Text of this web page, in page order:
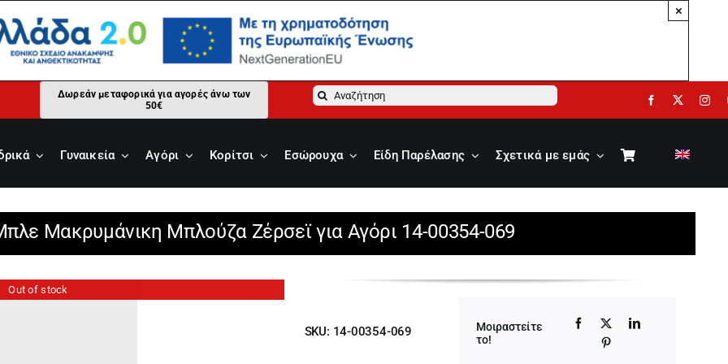
×
Δωρεάν μεταφορικά για αγορές άνω των
50€
Αναζήτηση
Γυναικεία Αγόρι Κορίτσι Εσώρουχα Είδη Παρέλασης Σχετικά με εμάς
Μακρυμάνικη Μπλούζα Ζέρσεϊ για Αγόρι 14-00354-069
Out of stock
SKU: 14-00354-069
Μοιραστείτε
το!